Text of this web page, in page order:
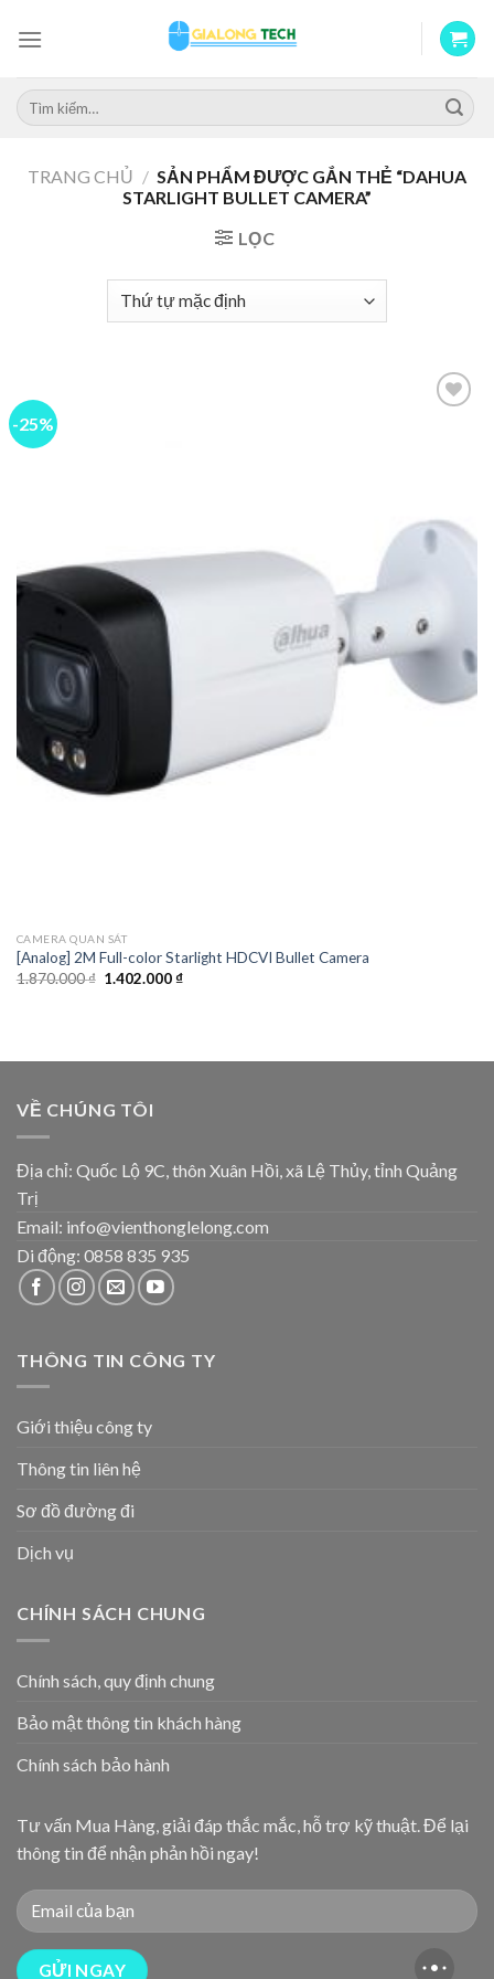
Tìm
kiếm:
TRANG CHỦ / SẢN PHẨM ĐƯỢC GẮN THẺ “DAHUA
STARLIGHT BULLET CAMERA”
LỌC
-25%
CAMERA QUAN SÁT
[Analog] 2M Full-color Starlight HDCVI Bullet Camera
1.870.000₫ 1.402.000₫
VỀ CHÚNG TÔI
Địa chỉ: Quốc Lộ 9C, thôn Xuân Hồi, xã Lệ Thủy, tỉnh Quảng
Trị
Email: info@vienthonglelong.com
Di động: 0858 835 935
THÔNG TIN CÔNG TY
Giới thiệu công ty
Thông tin liên hệ
Sơ đồ đường đi
Dịch vụ
CHÍNH SÁCH CHUNG
Chính sách, quy định chung
Bảo mật thông tin khách hàng
Chính sách bảo hành
Tư vấn Mua Hàng, giải đáp thắc mắc, hỗ trợ kỹ thuật. Để lại
thông tin để nhận phản hồi ngay!